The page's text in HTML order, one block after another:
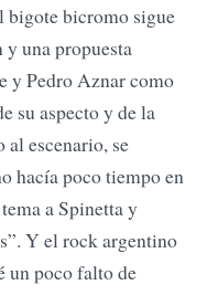
bigote bicromo sigue
una propuesta
y Pedro Aznar como
su aspecto y de la
al escenario, se
hacía poco tiempo en
a Spinetta y
Y el rock argentino
un poco falto de